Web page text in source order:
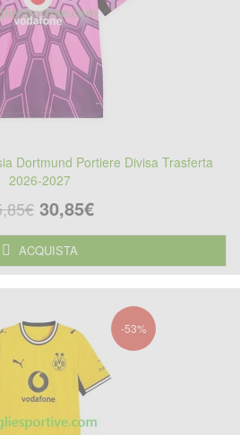
Dortmund Portiere Divisa Trasferta
2026-2027
30,85€
ACQUISTA
-53%